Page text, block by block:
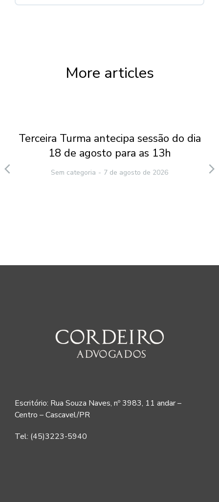
More articles
Terceira Turma antecipa sessão do dia
18 de agosto para as 13h
Sem categoria 7 de agosto de 2026
Escritório: Rua Souza Naves, nº 3983, 11 andar –
Centro – Cascavel/PR
Tel: (45)3223-5940